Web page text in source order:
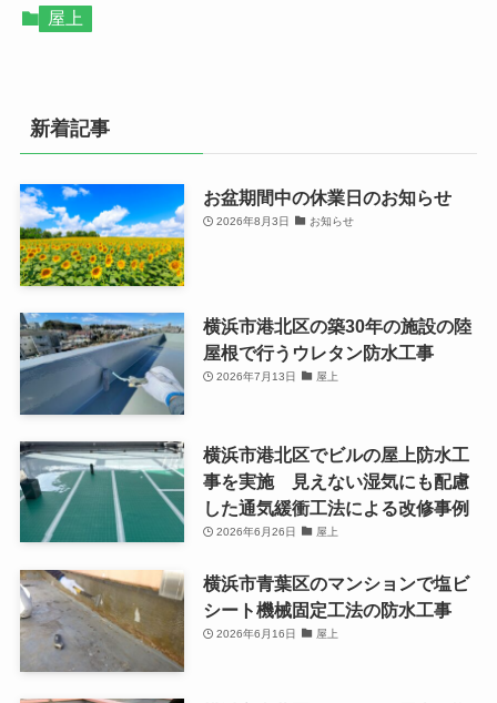
屋上
新着記事
お盆期間中の休業日のお知らせ
2026年8月3日 お知らせ
横浜市港北区の築30年の施設の陸
屋根で行うウレタン防水工事
2026年7月13日 屋上
横浜市港北区でビルの屋上防水工
事を実施 見えない湿気にも配慮
した通気緩衝工法による改修事例
2026年6月26日 屋上
横浜市青葉区のマンションで塩ビ
シート機械固定工法の防水工事
2026年6月16日 屋上